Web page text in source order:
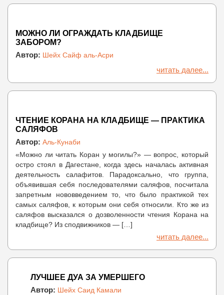
МОЖНО ЛИ ОГРАЖДАТЬ КЛАДБИЩЕ
ЗАБОРОМ?
Автор: Шейх Сайф аль-Асри
читать далее...
ЧТЕНИЕ КОРАНА НА КЛАДБИЩЕ — ПРАКТИКА
САЛЯФОВ
Автор: Аль-Кунаби
«Можно ли читать Коран у могилы?» — вопрос, который
остро стоял в Дагестане, когда здесь началась активная
деятельность салафитов. Парадоксально, что группа,
объявившая себя последователями саляфов, посчитала
запретным нововведением то, что было практикой тех
самых саляфов, к которым они себя относили. Кто же из
саляфов высказался о дозволенности чтения Корана на
кладбище? Из сподвижников — […]
читать далее...
ЛУЧШЕЕ ДУА ЗА УМЕРШЕГО
Автор: Шейх Саид Камали